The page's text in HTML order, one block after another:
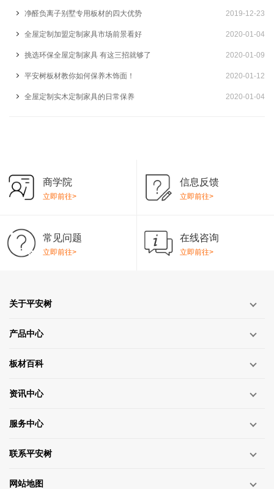
净醛负离子别墅专用板材的四大优势 2019-12-23
全屋定制加盟定制家具市场前景看好 2020-01-04
挑选环保全屋定制家具 有这三招就够了 2020-01-09
平安树板材教你如何保养木饰面！ 2020-01-12
全屋定制实木定制家具的日常保养 2020-01-04
商学院
立即前往>
信息反馈
立即前往>
常见问题
立即前往>
在线咨询
立即前往>
关于平安树
产品中心
板材百科
资讯中心
服务中心
联系平安树
网站地图